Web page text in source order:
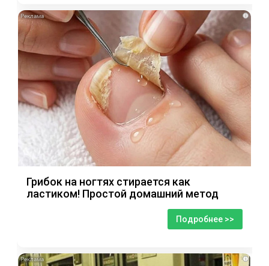
i
Грибок на ногтях стирается как
ластиком! Простой домашний метод
Подробнее >>
i